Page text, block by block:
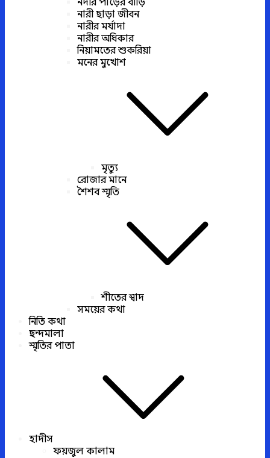
নদীর পাড়ের বাড়ি
নারী ছাড়া জীবন
নারীর মর্যাদা
নারীর অধিকার
নিয়ামতের শুকরিয়া
মনের মুখোশ
মৃত্যু
রোজার মানে
শৈশব স্মৃতি
শীতের স্বাদ
সময়ের কথা
নিতি কথা
ছন্দমালা
স্মৃতির পাতা
হাদীস
ফয়জুল কালাম